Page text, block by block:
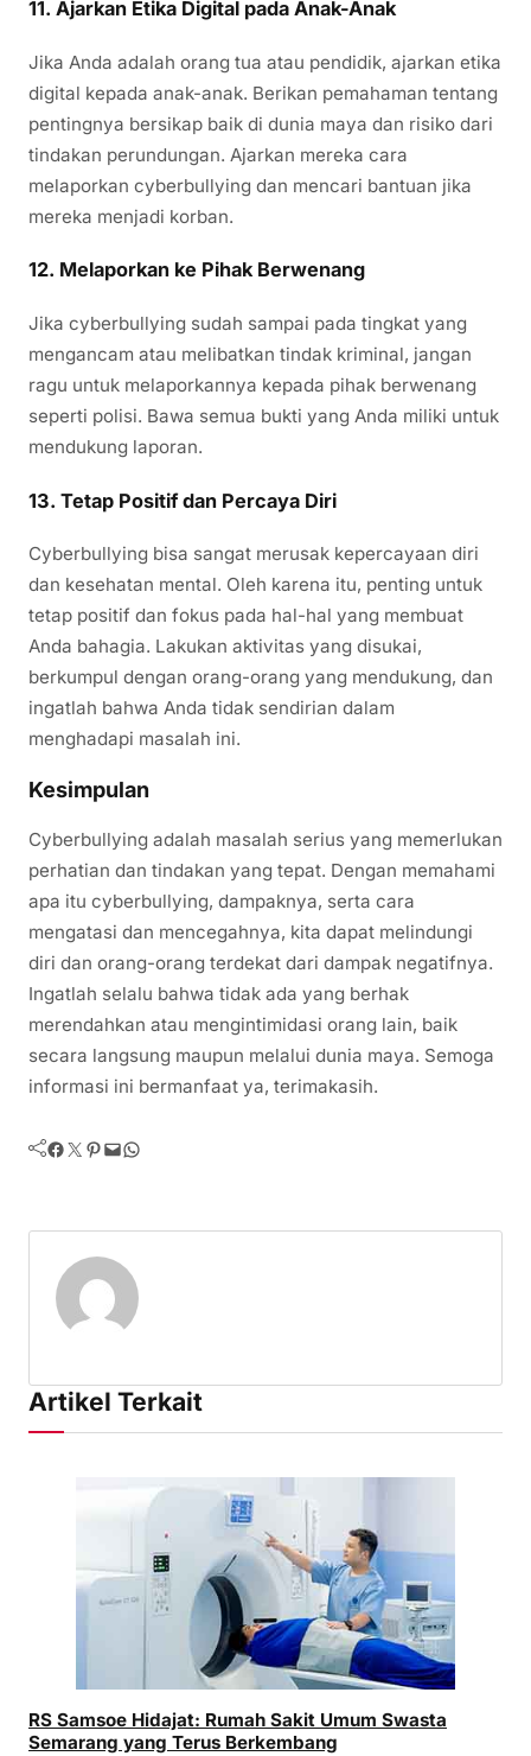
11. Ajarkan Etika Digital pada Anak-Anak
Jika Anda adalah orang tua atau pendidik, ajarkan etika
digital kepada anak-anak. Berikan pemahaman tentang
pentingnya bersikap baik di dunia maya dan risiko dari
tindakan perundungan. Ajarkan mereka cara
melaporkan cyberbullying dan mencari bantuan jika
mereka menjadi korban.
12. Melaporkan ke Pihak Berwenang
Jika cyberbullying sudah sampai pada tingkat yang
mengancam atau melibatkan tindak kriminal, jangan
ragu untuk melaporkannya kepada pihak berwenang
seperti polisi. Bawa semua bukti yang Anda miliki untuk
mendukung laporan.
13. Tetap Positif dan Percaya Diri
Cyberbullying bisa sangat merusak kepercayaan diri
dan kesehatan mental. Oleh karena itu, penting untuk
tetap positif dan fokus pada hal-hal yang membuat
Anda bahagia. Lakukan aktivitas yang disukai,
berkumpul dengan orang-orang yang mendukung, dan
ingatlah bahwa Anda tidak sendirian dalam
menghadapi masalah ini.
Kesimpulan
Cyberbullying adalah masalah serius yang memerlukan
perhatian dan tindakan yang tepat. Dengan memahami
apa itu cyberbullying, dampaknya, serta cara
mengatasi dan mencegahnya, kita dapat melindungi
diri dan orang-orang terdekat dari dampak negatifnya.
Ingatlah selalu bahwa tidak ada yang berhak
merendahkan atau mengintimidasi orang lain, baik
secara langsung maupun melalui dunia maya. Semoga
informasi ini bermanfaat ya, terimakasih.
Facebook Twitter Pinterest Mail WhatsApp
Artikel Terkait
RS Samsoe Hidajat: Rumah Sakit Umum Swasta
Semarang yang Terus Berkembang